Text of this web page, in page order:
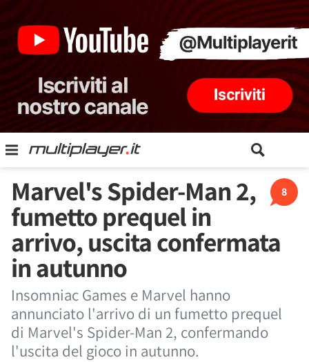
8
Marvel's Spider-Man 2,
fumetto prequel in
arrivo, uscita confermata
in autunno
Insomniac Games e Marvel hanno
annunciato l'arrivo di un fumetto prequel
di Marvel's Spider-Man 2, confermando
l'uscita del gioco in autunno.